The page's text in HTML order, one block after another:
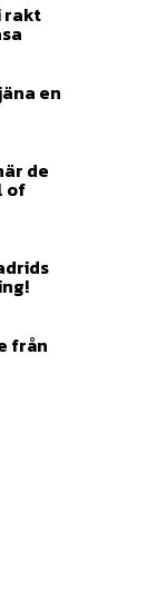
rakt
en
de
of
från